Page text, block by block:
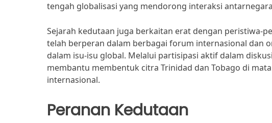
tengah globalisasi yang mendorong interaksi
Sejarah kedutaan juga berkaitan erat dengan peristiwa-
telah berperan dalam berbagai forum internasional dan
dalam isu-isu global. Melalui partisipasi aktif dalam
membantu membentuk citra Trinidad dan Tobago di
internasional.
Peranan Kedutaan